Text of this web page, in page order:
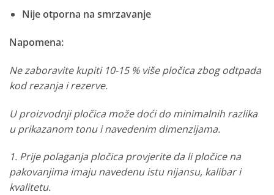
Nije otporna na smrzavanje
Napomena:
Ne zaboravite kupiti 10-15 % više pločica zbog odtpada
kod rezanja i rezerve.
U proizvodnji pločica može doći do minimalnih razlika
u prikazanom tonu i navedenim dimenzijama.
1. Prije polaganja pločica provjerite da li pločice na
pakovanjima imaju navedenu istu nijansu, kalibar i
kvalitetu.